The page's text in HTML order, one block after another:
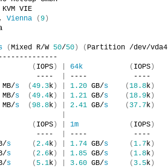
VIE
Vienna (9)
(Mixed R/W 50/50) ( Partition /dev/vda4
( IOPS) 64k ( IOPS)
----
----           ----
MB/s (49.3k) 1.20 GB/s (18.8k)
MB/s (49.4k) 1.21 GB/s (18.9k)
MB/s (98.8k) 2.41 GB/s ( 37.7k)
( IOPS) 1m ( IOPS)
----
----           ----
s (2.4k) 1.74 GB/s (1.7k)
s (2.6k) 1.85 GB/s (1.8k)
s ( 5.1k) 3.60 GB/s ( 3.5k)